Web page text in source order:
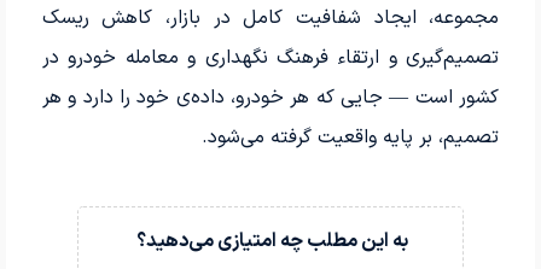
مجموعه، ایجاد شفافیت کامل در بازار، کاهش ریسک
تصمیم‌گیری و ارتقاء فرهنگ نگهداری و معامله خودرو در
کشور است — جایی که هر خودرو، داده‌ی خود را دارد و هر
تصمیم، بر پایه واقعیت گرفته می‌شود.
به این مطلب چه امتیازی می‌دهید؟